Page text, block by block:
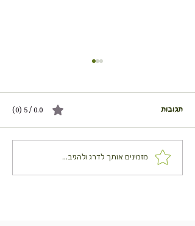
עוף שלם בהדרים
תגובות 0.0 / 5 ‏(0)
מזמינים אותך לדרג ולהגיב...